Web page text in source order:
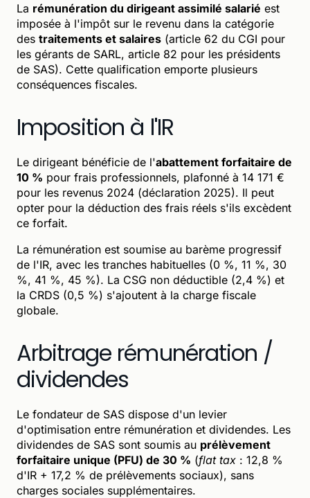
La rémunération du dirigeant assimilé salarié est
imposée à l'impôt sur le revenu dans la catégorie
des traitements et salaires (article 62 du CGI pour
les gérants de SARL, article 82 pour les présidents
de SAS). Cette qualification emporte plusieurs
conséquences fiscales.
Imposition à l'IR
Le dirigeant bénéficie de l'abattement forfaitaire de
10 % pour frais professionnels, plafonné à 14 171 €
pour les revenus 2024 (déclaration 2025). Il peut
opter pour la déduction des frais réels s'ils excèdent
ce forfait.
La rémunération est soumise au barème progressif
de l'IR, avec les tranches habituelles (0 %, 11 %, 30
%, 41 %, 45 %). La CSG non déductible (2,4 %) et
la CRDS (0,5 %) s'ajoutent à la charge fiscale
globale.
Arbitrage rémunération /
dividendes
Le fondateur de SAS dispose d'un levier
d'optimisation entre rémunération et dividendes. Les
dividendes de SAS sont soumis au prélèvement
forfaitaire unique (PFU) de 30 % (flat tax : 12,8 %
d'IR + 17,2 % de prélèvements sociaux), sans
charges sociales supplémentaires.